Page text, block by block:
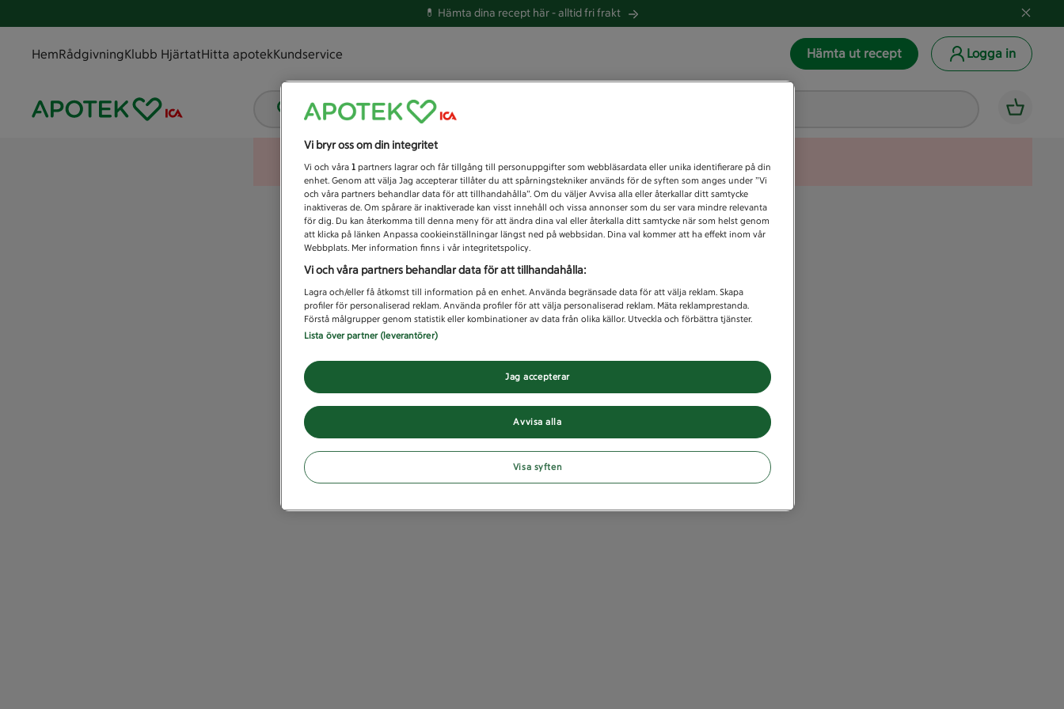
💊 Hämta dina recept här -alltid fri frakt
HemRådgivningKlubb HjärtatHitta apotekKundservice Hämta ut recept Logga in
Vad letar du efter idag?
Unknown error
Vi bryr oss om din integritet
Vi och våra 1 partners lagrar och får tillgång till personuppgifter som webbläsardata eller unika identifierare på din
enhet. Genom att välja Jag accepterar tillåter du att spårningstekniker används för de syften som anges under ”Vi
och våra partners behandlar data för att tillhandahålla”. Om du väljer Avvisa alla eller återkallar ditt samtycke
inaktiveras de. Om spårare är inaktiverade kan visst innehåll och vissa annonser som du ser vara mindre relevanta
för dig. Du kan återkomma till denna meny för att ändra dina val eller återkalla ditt samtycke när som helst genom
att klicka på länken Anpassa cookieinställningar längst ned på webbsidan. Dina val kommer att ha effekt inom vår
Webbplats. Mer information finns i vår integritetspolicy.
Vi och våra partners behandlar data för att tillhandahålla:
Lagra och/eller få åtkomst till information på en enhet. Använda begränsade data för att välja reklam. Skapa
profiler för personaliserad reklam. Använda profiler för att välja personaliserad reklam. Mäta reklamprestanda.
Förstå målgrupper genom statistik eller kombinationer av data från olika källor. Utveckla och förbättra tjänster.
Lista över partner (leverantörer)
Avvisa alla
Jag accepterar
Visa syften